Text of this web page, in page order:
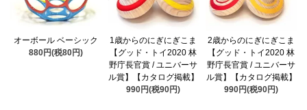
オーボール ベーシック
880円(税80円)
1歳からのにぎにぎこま
【グッド・トイ2020 林
野庁長官賞 / ユニバーサ
ル賞】【カタログ掲載】
990円(税90円)
2歳からのにぎにぎこま
【グッド・トイ2020 林
野庁長官賞 / ユニバーサ
ル賞】【カタログ掲載】
990円(税90円)